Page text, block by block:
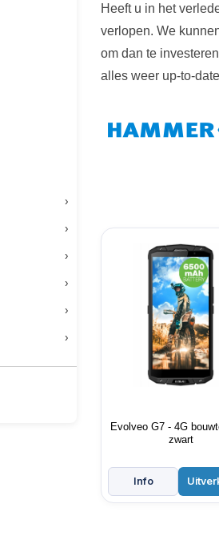
Heeft u in het
verlopen. We
om dan te
alles weer up-to-
Evolveo G7 - 4G
zwart